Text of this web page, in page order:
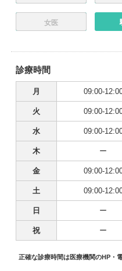
女医
診療時間
月 09:00-
火 09:00-
水 09:00-
木 ー
金 09:00-
土 09:00-
日 ー
祝 ー
正確な診療時間は医療機関のHP・